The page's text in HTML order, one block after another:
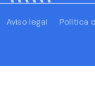
Aviso legal Política